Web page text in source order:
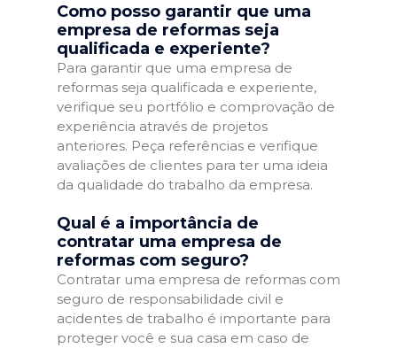
Como posso garantir que uma
empresa de reformas seja
qualificada e experiente?
Para garantir que uma empresa de
reformas seja qualificada e experiente,
verifique seu portfólio e comprovação de
experiência através de projetos
anteriores. Peça referências e verifique
avaliações de clientes para ter uma ideia
da qualidade do trabalho da empresa.
Qual é a importância de
contratar uma empresa de
reformas com seguro?
Contratar uma empresa de reformas com
seguro de responsabilidade civil e
acidentes de trabalho é importante para
proteger você e sua casa em caso de